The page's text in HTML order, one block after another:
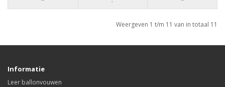
Weergeven 1 t/m 11 van in totaal 11
Informatie
Leer ballonvouwen